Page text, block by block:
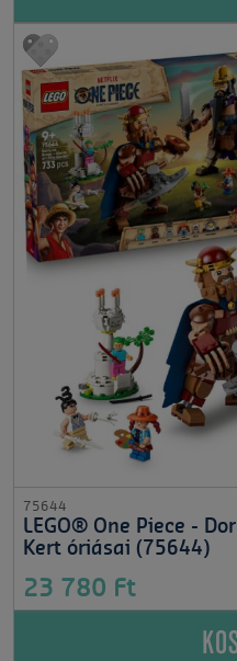
75644
LEGO® One Piece -
Kert óriásai (75644)
23 780 Ft